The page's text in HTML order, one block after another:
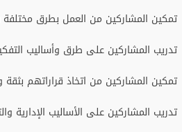
تمكين المشاركين من العمل بطرق
تدريب المشاركين على طرق وأساليب
تمكين المشاركين من اتخاذ قراراتهم
تدريب المشاركين على الأساليب الإدارية